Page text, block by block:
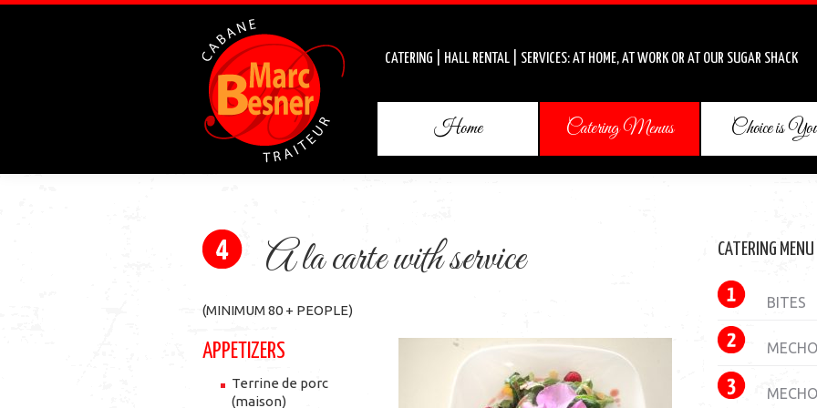
Home Catering Menus Choice is
CATERING | HALL RENTAL | SERVICES: AT HOME, AT WORK OR AT OUR SUGAR SHACK
A la carte with service
(MINIMUM 80 + PEOPLE)
APPETIZERS
Terrine de porc
(maison)
CATERING MENU
BITES